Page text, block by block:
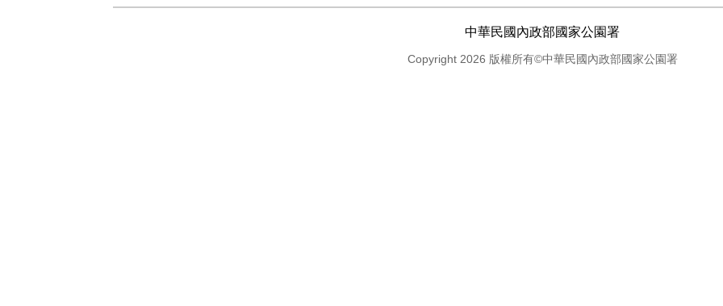
中華民國內政部國家公園署
Copyright 2026 版權所有©中華民國內政部國家公園署